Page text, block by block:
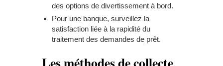
des options de divertissement à bord.
Pour une banque, surveillez la
satisfaction liée à la rapidité du
traitement des demandes de prêt.